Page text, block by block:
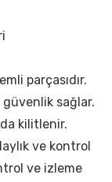
parçasıdır.
sağlar.
kilitlenir.
ve kontrol
ve izleme